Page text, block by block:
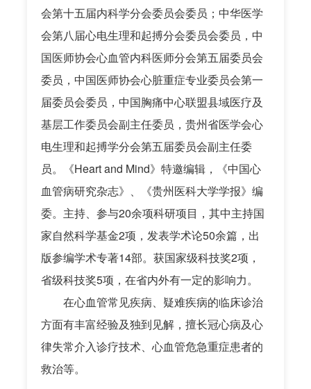
会第十五届内科学分会委员会委员；中华医学
会第八届心电生理和起搏分会委员会委员，中
国医师协会心血管内科医师分会第五届委员会
委员，中国医师协会心脏重症专业委员会第一
届委员会委员，中国胸痛中心联盟县域医疗及
基层工作委员会副主任委员，贵州省医学会心
电生理和起搏学分会第五届委员会副主任委
员。《Heart and Mind》特邀编辑，《中国心
血管病研究杂志》、《贵州医科大学学报》编
委。主持、参与20余项科研项目，其中主持国
家自然科学基金2项，发表学术论50余篇，出
版参编学术专著14部。获国家级科技奖2项，
省级科技奖5项，在省内外有一定的影响力。
在心血管常见疾病、疑难疾病的临床诊治
方面有丰富经验及独到见解，擅长冠心病及心
律失常介入诊疗技术、心血管危急重症患者的
救治等。